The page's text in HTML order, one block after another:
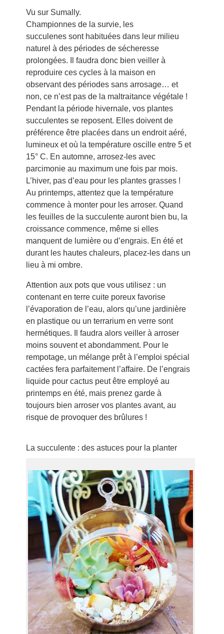
Vu sur Sumally.
Championnes de la survie, les
succulenes sont habituées dans leur milieu
naturel à des périodes de sécheresse
prolongées. Il faudra donc bien veiller à
reproduire ces cycles à la maison en
observant des périodes sans arrosage… et
non, ce n’est pas de la maltraitance végétale !
Pendant la période hivernale, vos plantes
succulentes se reposent. Elles doivent de
préférence être placées dans un endroit aéré,
lumineux et où la température oscille entre 5 et
15° C. En automne, arrosez-les avec
parcimonie au maximum une fois par mois.
L’hiver, pas d’eau pour les plantes grasses !
Au printemps, attentez que la température
commence à monter pour les arroser. Quand
les feuilles de la succulente auront bien bu, la
croissance commence, même si elles
manquent de lumière ou d’engrais. En été et
durant les hautes chaleurs, placez-les dans un
lieu à mi ombre.
Attention aux pots que vous utilisez : un
contenant en terre cuite poreux favorise
l’évaporation de l’eau, alors qu’une jardinière
en plastique ou un terrarium en verre sont
hermétiques. Il faudra alors veiller à arroser
moins souvent et abondamment. Pour le
rempotage, un mélange prêt à l’emploi spécial
cactées fera parfaitement l’affaire. De l’engrais
liquide pour cactus peut être employé au
printemps en été, mais prenez garde à
toujours bien arroser vos plantes avant, au
risque de provoquer des brûlures !
La succulente : des astuces pour la planter